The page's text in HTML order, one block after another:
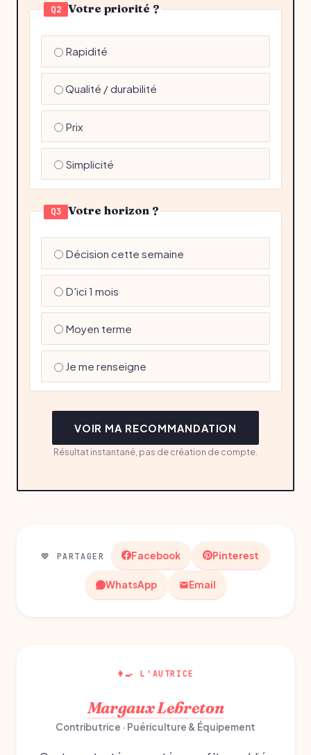
Q2 Votre priorité ?
Rapidité
Qualité / durabilité
Prix
Simplicité
Q3 Votre horizon ?
Décision cette semaine
D'ici 1 mois
Moyen terme
Je me renseigne
VOIR MA RECOMMANDATION
Résultat instantané, pas de création de compte.
💛 PARTAGER Facebook Pinterest
WhatsApp Email
👩‍🍳 L'AUTRICE
Margaux Lebreton
Contributrice · Puériculture & Équipement